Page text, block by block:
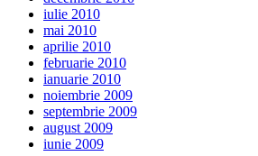
iulie 2010
mai 2010
aprilie 2010
februarie 2010
ianuarie 2010
noiembrie 2009
septembrie 2009
august 2009
iunie 2009